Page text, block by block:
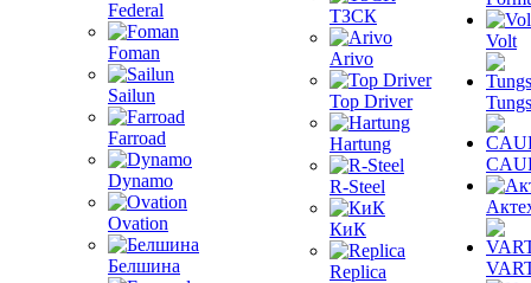
Federal
Foman
Sailun
Farroad
Dynamo
Ovation
Белшина
ТЗСК
Arivo
Top Driver
Hartung
R-Steel
КиК
Replica
Volt